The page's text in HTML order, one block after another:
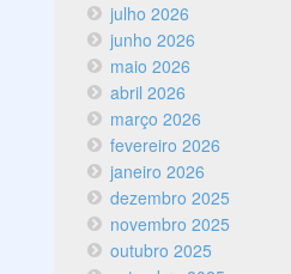
julho 2026
junho 2026
maio 2026
abril 2026
março 2026
fevereiro 2026
janeiro 2026
dezembro 2025
novembro 2025
outubro 2025